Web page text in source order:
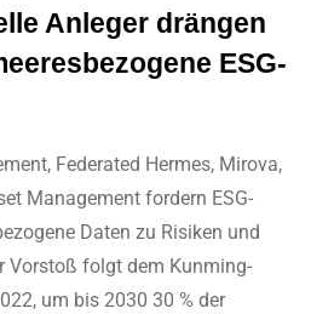
Anleger drängen
ESG-
Federated Hermes, Mirova,
Management fordern ESG-
Daten zu Risiken und
Vorstoß folgt dem Kunming-
um bis 2030 30 % der